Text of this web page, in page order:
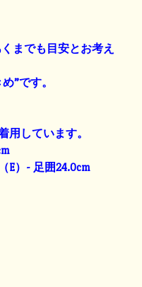
までも目安とお考え
”です。
用しています。
E）- 足囲24.0cm